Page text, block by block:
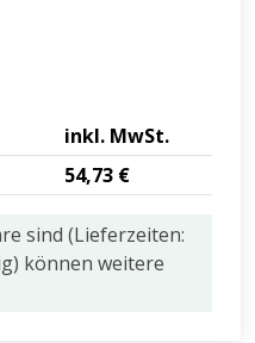
inkl. MwSt.
54,73 €
sind (Lieferzeiten:
können weitere